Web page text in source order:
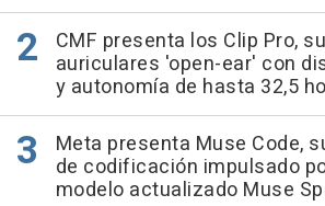
CMF presenta los Clip Pro,
auriculares 'open-ear' con
y autonomía de hasta 32,5
Meta presenta Muse Code,
de codificación impulsado
modelo actualizado Muse